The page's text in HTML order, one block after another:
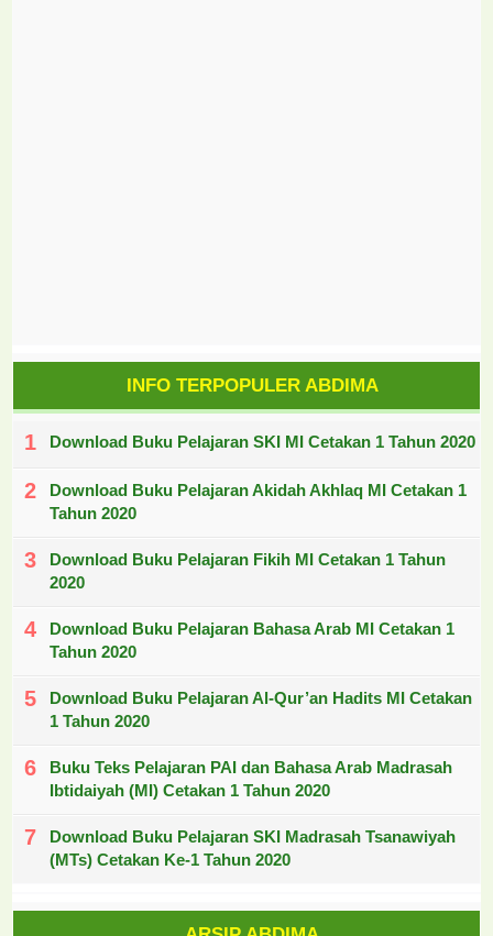
INFO TERPOPULER ABDIMA
Download Buku Pelajaran SKI MI Cetakan 1 Tahun 2020
Download Buku Pelajaran Akidah Akhlaq MI Cetakan 1
Tahun 2020
Download Buku Pelajaran Fikih MI Cetakan 1 Tahun
2020
Download Buku Pelajaran Bahasa Arab MI Cetakan 1
Tahun 2020
Download Buku Pelajaran Al-Qur’an Hadits MI Cetakan
1 Tahun 2020
Buku Teks Pelajaran PAI dan Bahasa Arab Madrasah
Ibtidaiyah (MI) Cetakan 1 Tahun 2020
Download Buku Pelajaran SKI Madrasah Tsanawiyah
(MTs) Cetakan Ke-1 Tahun 2020